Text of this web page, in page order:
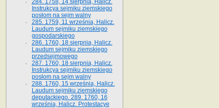
284. 1758, 14 sierpnia, Halicz.
Instrukcya sejmiku ziemskiego
posłom na sejm walny
285. 1759, 11 września, Halicz.
Laudum sejmiku ziemskiego
gospodarskiego
286. 1760, 18 sierpnia, Halicz.
Laudum sejmiku ziemskiego
przedsejmowego
287. 1760, 18 sierpnia, Halicz.
Instrukcya sejmiku ziemskiego
posłom na sejm walny
288. 1760, 15 września, Halicz.
Laudum sejmiku ziemskiego
deputackiego. 289. 1760, 16
września, Halicz. Protestacye